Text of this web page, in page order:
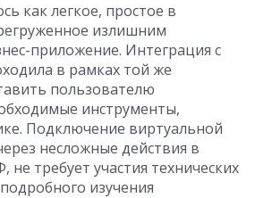
как легкое, простое в
излишним
приложение. Интеграция с
в рамках той же
пользователю
инструменты,
Подключение виртуальной
несложные действия в
не требует участия технических
изучения